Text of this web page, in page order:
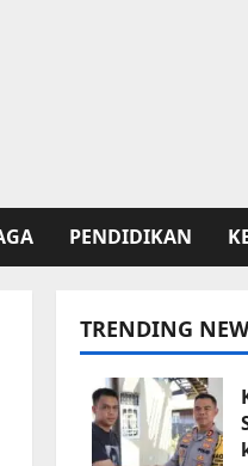
PENDIDIKAN
TRENDING